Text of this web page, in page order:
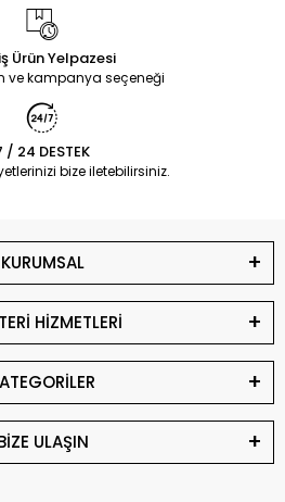
Ürün Yelpazesi
ve kampanya seçeneği
/ 24 DESTEK
bize iletebilirsiniz.
KURUMSAL
HİZMETLERİ
ULAŞIN